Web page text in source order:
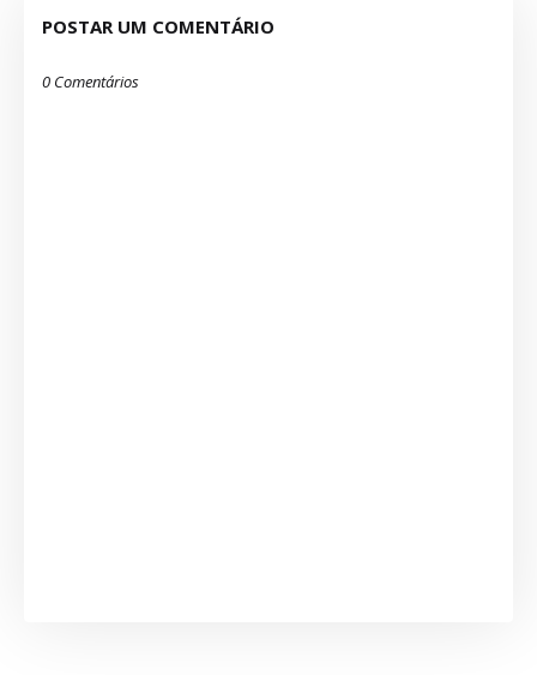
POSTAR UM COMENTÁRIO
0 Comentários